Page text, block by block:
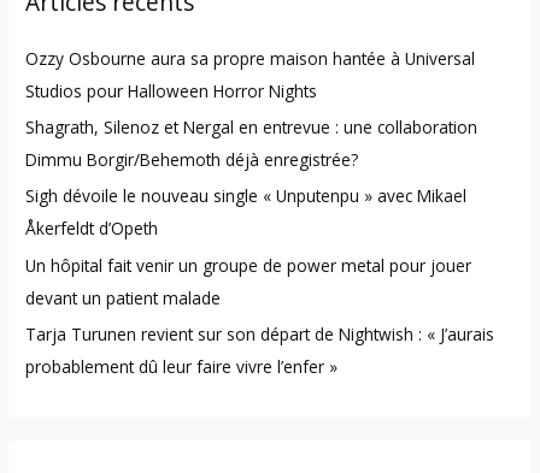
f
o
r
:
Ozzy Osbourne aura sa propre maison hantée à Universal
Studios pour Halloween Horror Nights
Shagrath, Silenoz et Nergal en entrevue : une collaboration
Dimmu Borgir/Behemoth déjà enregistrée?
Sigh dévoile le nouveau single « Unputenpu » avec Mikael
Åkerfeldt d’Opeth
Un hôpital fait venir un groupe de power metal pour jouer
devant un patient malade
Tarja Turunen revient sur son départ de Nightwish : « J’aurais
probablement dû leur faire vivre l’enfer »